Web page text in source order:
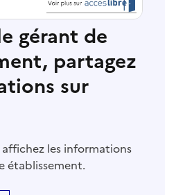
gérant de
partagez
sur
les informations
établissement.